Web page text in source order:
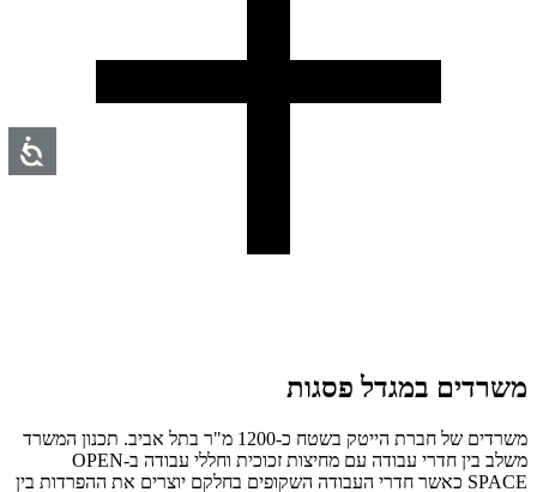
משרדים במגדל פסגות
משרדים של חברת הייטק בשטח כ-1200 מ"ר בתל אביב. תכנון המשרד
משלב בין חדרי עבודה עם מחיצות זכוכית וחללי עבודה ב-OPEN
SPACE כאשר חדרי העבודה השקופים בחלקם יוצרים את ההפרדות בין